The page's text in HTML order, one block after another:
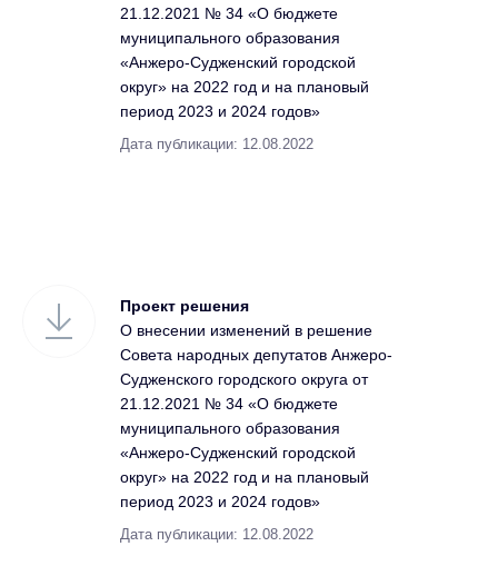
21.12.2021 № 34 «О бюджете
муниципального образования
«Анжеро-Судженский городской
округ» на 2022 год и на плановый
период 2023 и 2024 годов»
Дата публикации: 12.08.2022
Проект решения
О внесении изменений в решение
Совета народных депутатов Анжеро-
Судженского городского округа от
21.12.2021 № 34 «О бюджете
муниципального образования
«Анжеро-Судженский городской
округ» на 2022 год и на плановый
период 2023 и 2024 годов»
Дата публикации: 12.08.2022